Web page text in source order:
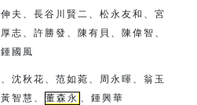
伸夫、長谷川賢二、松永友和、宮
志、許勝發、陳有貝、陳偉智、
國風
、沈秋花、范如菀、周永暉、翁玉
智慧、 董森永 、鍾興華